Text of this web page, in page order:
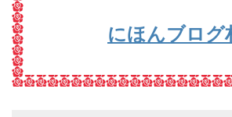
にほんブログ